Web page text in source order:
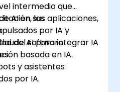
intermedio que
AI en sus aplicaciones,
por IA y
del software
basada en IA.
los
AI para integrar IA
y asistentes
por IA.